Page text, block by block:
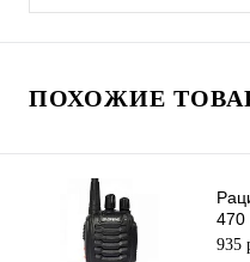
ПОХОЖИЕ
470
935